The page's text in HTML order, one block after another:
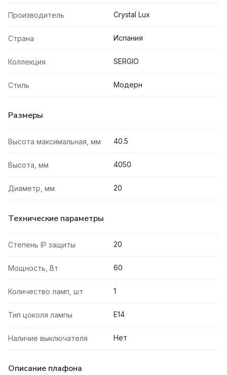
Производитель Crystal Lux
Страна Испания
Коллекция SERGIO
Стиль Модерн
Размеры
Высота максимальная, мм 40.5
Высота, мм 4050
Диаметр, мм 20
Технические параметры
Степень IP защиты 20
Мощность, Вт 60
Количество ламп, шт 1
Тип цоколя лампы E14
Наличие выключателя Нет
Описание плафона